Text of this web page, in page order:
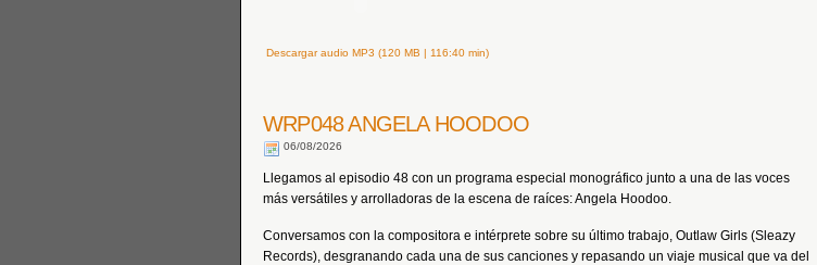
Descargar audio MP3 (120 MB | 116:40 min)
WRP048 ANGELA HOODOO
06/08/2026
Llegamos al episodio 48 con un programa especial monográfico junto a una de las voces
más versátiles y arrolladoras de la escena de raíces: Angela Hoodoo.
Conversamos con la compositora e intérprete sobre su último trabajo, Outlaw Girls (Sleazy
Records), desgranando cada una de sus canciones y repasando un viaje musical que va del